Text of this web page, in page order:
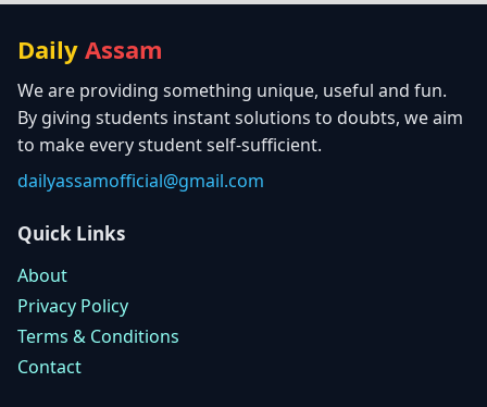
Daily Assam
We are providing something unique, useful and fun.
By giving students instant solutions to doubts, we aim
to make every student self-sufficient.
dailyassamofficial@gmail.com
Quick Links
About
Privacy Policy
Terms & Conditions
Contact